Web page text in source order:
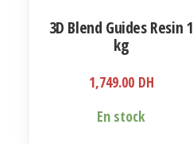
3D Blend Guides Resin 1
kg
1,749.00 DH
En stock